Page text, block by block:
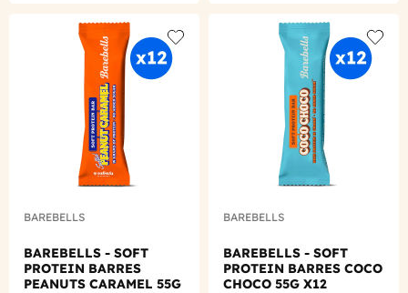
Add to wishlist
BAREBELLS
BAREBELLS - SOFT
PROTEIN BARRES
PEANUTS CARAMEL 55G
Add
BAREBELLS
BAREBELLS - SOFT
PROTEIN BARRES COCO
CHOCO 55G X12